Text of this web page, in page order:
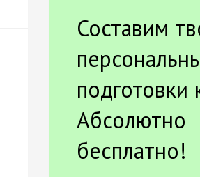
Составим
подготовки
Абсолютно
бесплатно!